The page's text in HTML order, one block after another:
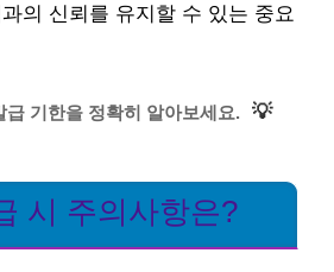
의 신뢰를 유지할 수 있는 중요
급 기한을 정확히 알아보세요. 💡
시 주의사항은?